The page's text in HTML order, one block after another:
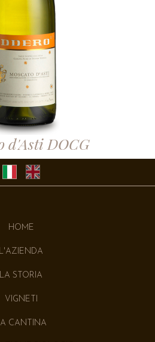
d'Asti DOCG
HOME
L'AZIENDA
LA STORIA
VIGNETI
CANTINA